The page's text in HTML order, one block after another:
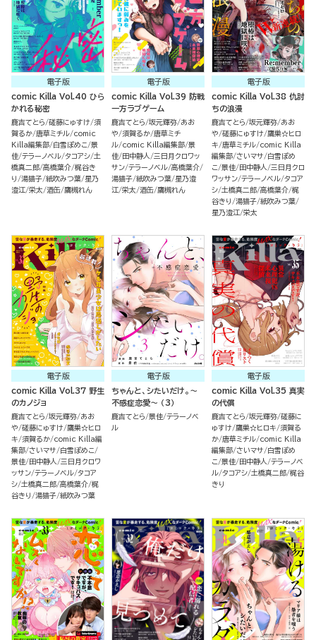
電子版
comic Killa Vol.40 ひら
かれる秘密
鹿吉てとら 磋藤にゅすけ 須
賀るか 唐草ミチル comic
Killa編集部 白雪ぽめこ 景
佳 テラーノベル タコアシ 土
橋真二郎 高橋葉介 梶谷き
り
湯猫子 紙吹みつ葉 星乃
澄江 栄太 酒缶 鷹槻れん
電子版
comic Killa Vol.39 防戦
一方ラブゲーム
鹿吉てとら 坂元輝弥 あお
や 須賀るか 唐草ミチ
ル comic Killa編集部 景
佳 田中静人 三日月クロワッ
サン テラーノベル 高橋葉介
湯猫子 紙吹みつ葉 星乃澄
江 栄太 酒缶 鷹槻れん
電子版
comic Killa Vol.38 仇討
ちの浪漫
鹿吉てとら 坂元輝弥 あお
や 磋藤にゅすけ 鷹巣☆ヒロ
キ
唐草ミチル comic Killa
編集部 さいマサ
白雪ぽめ
こ 景佳 田中静人 三日月クロ
ワッサン テラーノベル タコア
シ 土橋真二郎 高橋葉介 梶
谷きり
湯猫子 紙吹みつ葉
星乃澄江 栄太
電子版
comic Killa Vol.37 野生
のカノジョ
鹿吉てとら 坂元輝弥 あお
や 磋藤にゅすけ 鷹巣☆ヒロ
キ 須賀るか comic Killa編
集部 さいマサ
白雪ぽめこ
景佳 田中静人 三日月クロワ
ッサン テラーノベル タコア
シ 土橋真二郎 高橋葉介 梶
谷きり
湯猫子 紙吹みつ葉
電子版
ちゃんと、シたいだけ。～
不感症恋愛～ （3）
鹿吉てとら 景佳 テラーノベ
ル
電子版
comic Killa Vol.35 真実
の代償
鹿吉てとら 坂元輝弥 磋藤に
ゅすけ 鷹巣☆ヒロキ 須賀る
か 唐草ミチル comic Killa
編集部 さいマサ
白雪ぽめ
こ 景佳 田中静人 テラーノベ
ル タコアシ 土橋真二郎 梶谷
きり